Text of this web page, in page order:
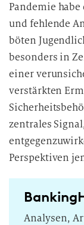
Pandemie habe
und fehlende
böten
besonders in
einer
verstärkten
zentrales
Perspektiven
Analysen,